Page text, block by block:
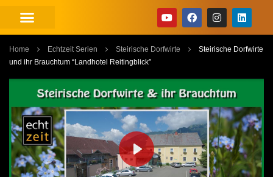
Home Echtzeit Serien Steirische Dorfwirte
Steirische Dorfwirte
und ihr Brauchtum “Landhotel Reitingblick”
PLAY